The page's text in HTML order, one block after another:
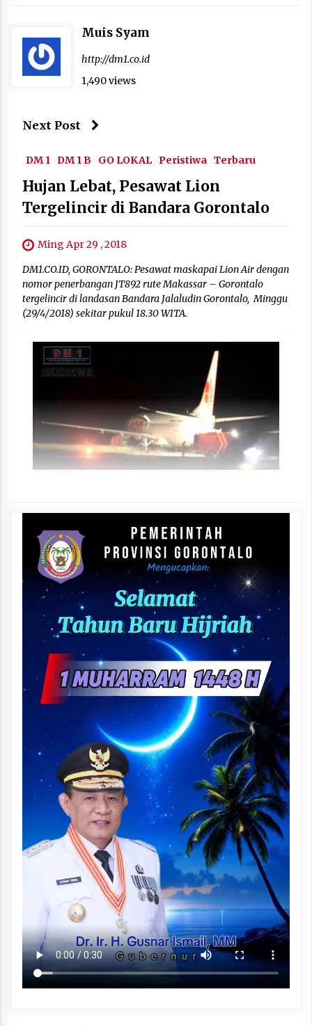
Muis Syam
http://dm1.co.id
1,490 views
Next Post
DM 1 DM 1 B GO LOKAL Peristiwa Terbaru
Hujan Lebat, Pesawat Lion
Tergelincir di Bandara Gorontalo
Ming Apr 29 , 2018
DM1.CO.ID, GORONTALO: Pesawat maskapai Lion Air dengan
nomor penerbangan JT892 rute Makassar – Gorontalo
tergelincir di landasan Bandara Jalaludin Gorontalo, Minggu
(29/4/2018) sekitar pukul 18.30 WITA.